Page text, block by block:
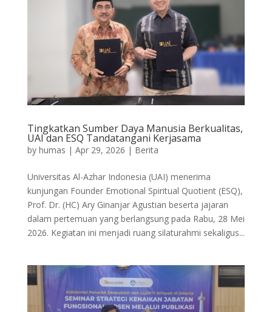
Tingkatkan Sumber Daya Manusia Berkualitas,
UAI dan ESQ Tandatangani Kerjasama
by humas | Apr 29, 2026 | Berita
Universitas Al-Azhar Indonesia (UAI) menerima
kunjungan Founder Emotional Spiritual Quotient (ESQ),
Prof. Dr. (HC) Ary Ginanjar Agustian beserta jajaran
dalam pertemuan yang berlangsung pada Rabu, 28 Mei
2026. Kegiatan ini menjadi ruang silaturahmi sekaligus...